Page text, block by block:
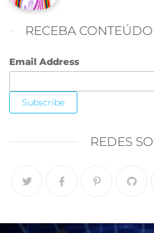
RECEBA
Email Address
REDES